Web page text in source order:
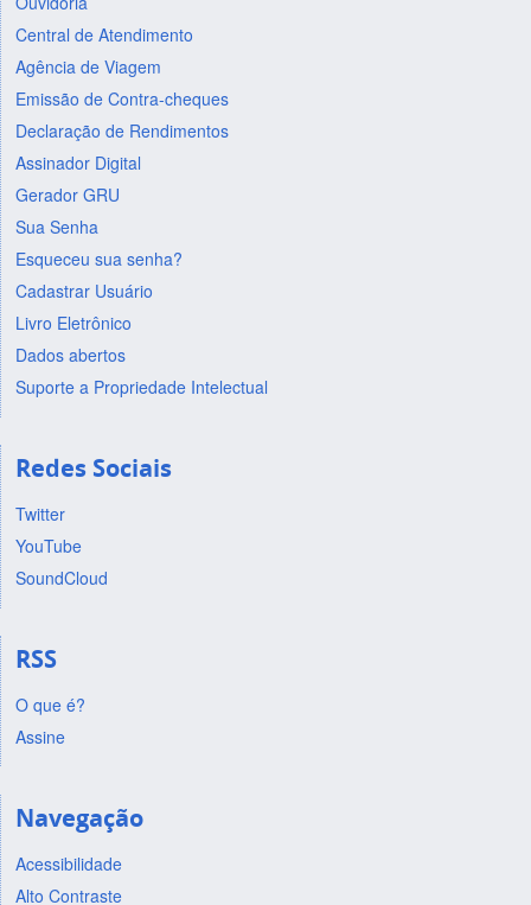
Central de Atendimento
Agência de Viagem
Emissão de Contra-cheques
Declaração de Rendimentos
Assinador Digital
Gerador GRU
Sua Senha
Esqueceu sua senha?
Cadastrar Usuário
Livro Eletrônico
Dados abertos
Suporte a Propriedade Intelectual
Redes Sociais
Twitter
YouTube
SoundCloud
RSS
O que é?
Assine
Navegação
Acessibilidade
Alto Contraste